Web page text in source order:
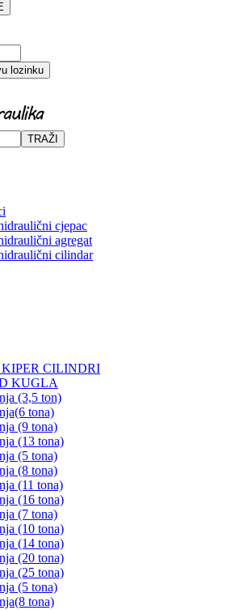
lozinku
TRAŽI
cjepac
agregat
cilindar
CILINDRI
KUGLA
(3,5 ton)
tona)
(9 tona)
(13 tona)
(5 tona)
(8 tona)
(11 tona)
(16 tona)
(7 tona)
(10 tona)
(14 tona)
(20 tona)
(25 tona)
(5 tona)
tona)